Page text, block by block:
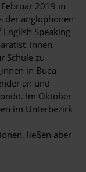
2019 in
der anglophonen
Speaking
Schule zu
in Buea
an und
Im Oktober
im Unterbezirk
ließen aber